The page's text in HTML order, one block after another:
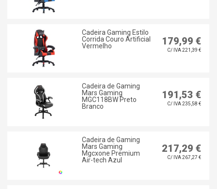
Cadeira Gaming Estilo
Corrida Couro Artificial
Vermelho
179,99 €
C/ IVA 221,39 €
Cadeira de Gaming
Mars Gaming
MGC118BW Preto
Branco
191,53 €
C/ IVA 235,58 €
Cadeira de Gaming
Mars Gaming
Mgcxone Premium
Air-tech Azul
217,29 €
C/ IVA 267,27 €